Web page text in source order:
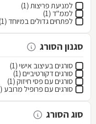
למניעת פריצות (1)
לממ"ד (1)
לפתחים גדולים במיוחד (1)
סגנון הסורג
סורגים בעיצוב אישי (1)
סורגים דקורטיביים (1)
סורגים עם פסי חיזוק (1)
סורגים עם פרופיל מרובע (1)
סוג הסורג